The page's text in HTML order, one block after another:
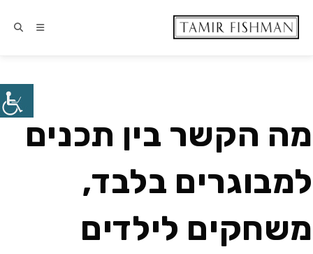
מה הקשר בין תכנים
למבוגרים בלבד,
משחקים לילדים